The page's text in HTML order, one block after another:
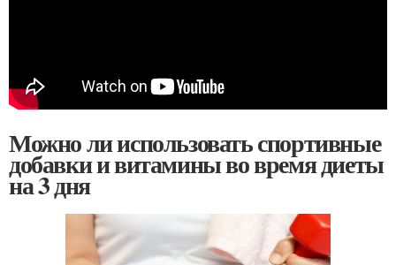
Можно ли использовать спортивные
добавки и витамины во время диеты
на 3 дня